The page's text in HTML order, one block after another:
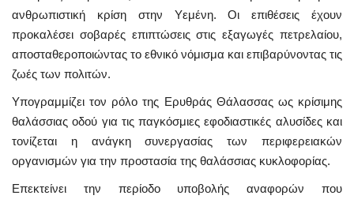
ανθρωπιστική κρίση στην Υεμένη. Οι επιθέσεις έχουν
προκαλέσει σοβαρές επιπτώσεις στις εξαγωγές πετρελαίου,
αποσταθεροποιώντας το εθνικό νόμισμα και επιβαρύνοντας τις
ζωές των πολιτών.
Υπογραμμίζει τον ρόλο της Ερυθράς Θάλασσας ως κρίσιμης
θαλάσσιας οδού για τις παγκόσμιες εφοδιαστικές αλυσίδες και
τονίζεται η ανάγκη συνεργασίας των περιφερειακών
οργανισμών για την προστασία της θαλάσσιας κυκλοφορίας.
Επεκτείνει την περίοδο υποβολής αναφορών που